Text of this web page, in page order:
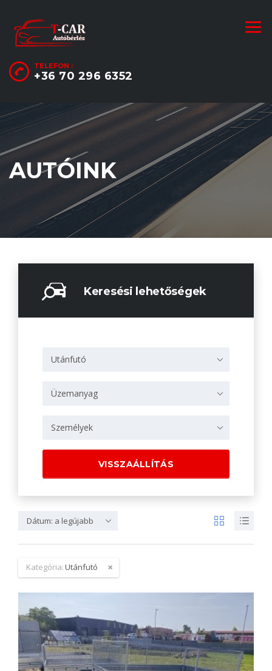
TELEFON :
+36 70 296 6352
AUTÓINK
Keresési lehetőségek
Utánfutó
Üzemanyag
Személyek
VISSZAÁLLÍTÁS
Dátum: a legújabb
Kategória:Utánfutó